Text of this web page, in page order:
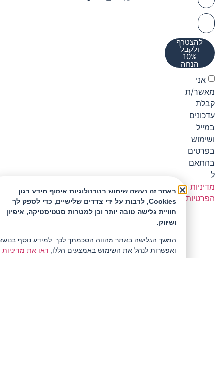
₪/ הוספה לסל
אני
מאשר/ת
קבלת
עדכונים
במייל
ושימוש
בפרטים
בהתאם
ל
מדיניות
הפרטיות
להצטרף
ולקבל
10%
הנחה
באתר זה נעשה שימוש בטכנולוגיות איסוף מידע כגון
Cookies, לרבות על ידי צדדים שלישיים, כדי לספק לך
חוויית גלישה טובה יותר וכן למטרות סטטיסטיקה, איפיון
ושיווק.
המשך הגלישה באתר מהווה הסכמתך לכך. למידע נוסף
ואפשרות לנהל את השימוש באמצעים הללו,ראו את מדיניות
הפרטיות המעודכנת שלנו.